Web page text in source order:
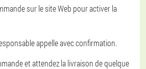
sur le site Web pour activer la
appelle avec confirmation.
et attendez la livraison de quelque